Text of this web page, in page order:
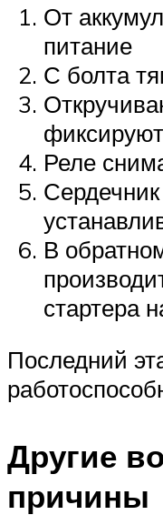
От
питание
С болта
Реле
В
стартера
Последний
Другие
причины